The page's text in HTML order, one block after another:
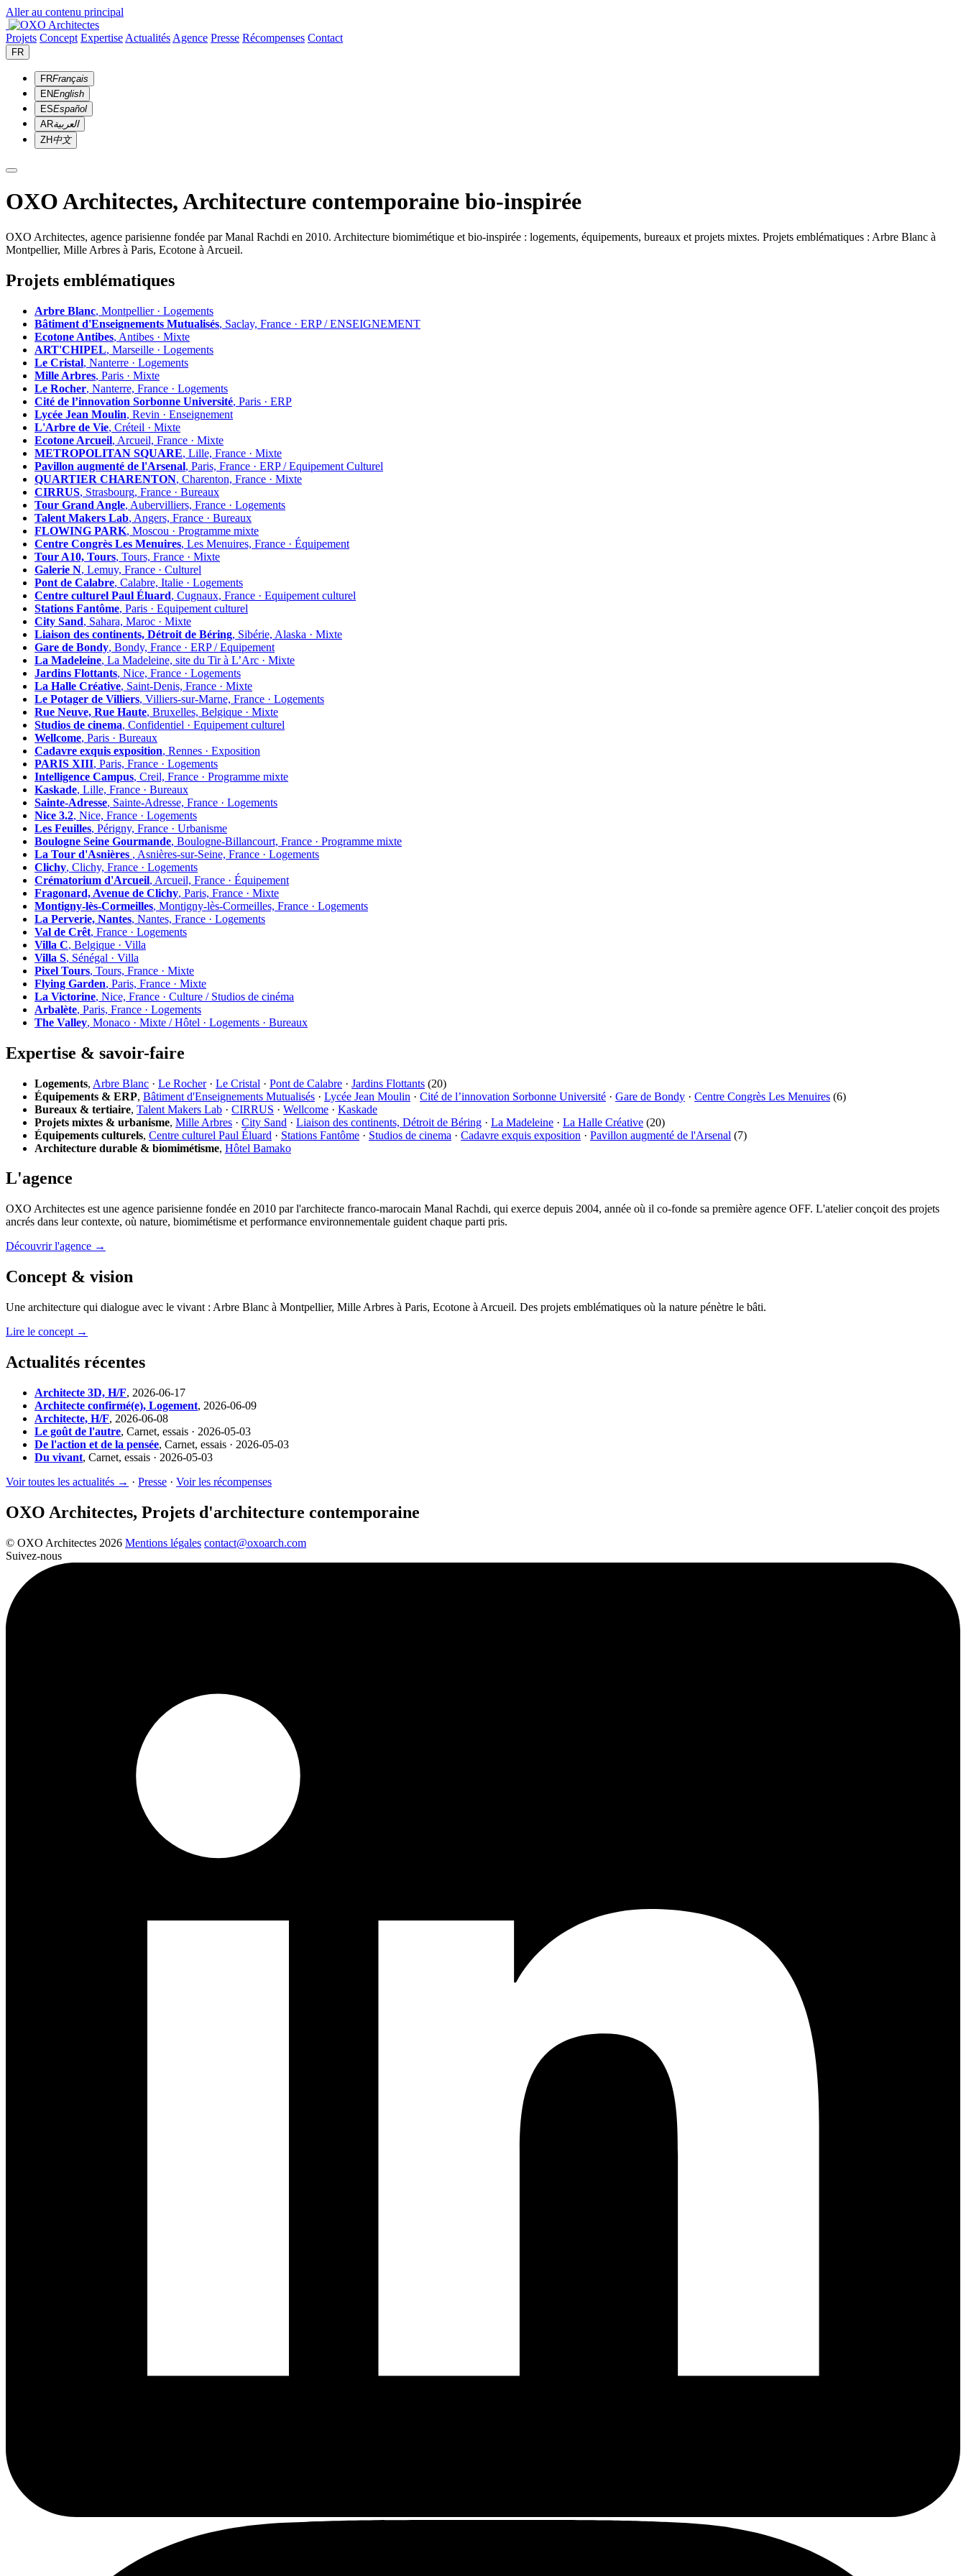
Aller au contenu principal
Projets Concept Expertise Actualités Agence Presse Récompenses Contact
FR
FRFrançais
ENEnglish
ESEspañol
ARالعربية
ZH中文
OXO Architectes, Architecture contemporaine bio-inspirée
OXO Architectes, agence parisienne fondée par Manal Rachdi en 2010. Architecture biomimétique et bio-inspirée : logements, équipements, bureaux et projets mixtes. Projets emblématiques : Arbre Blanc à
Montpellier, Mille Arbres à Paris, Ecotone à Arcueil.
Projets emblématiques
Arbre Blanc, Montpellier · Logements
Bâtiment d'Enseignements Mutualisés, Saclay, France · ERP / ENSEIGNEMENT
Ecotone Antibes, Antibes · Mixte
ART'CHIPEL, Marseille · Logements
Le Cristal, Nanterre · Logements
Mille Arbres, Paris · Mixte
Le Rocher, Nanterre, France · Logements
Cité de l’innovation Sorbonne Université, Paris · ERP
Lycée Jean Moulin, Revin · Enseignement
L'Arbre de Vie, Créteil · Mixte
Ecotone Arcueil, Arcueil, France · Mixte
METROPOLITAN SQUARE, Lille, France · Mixte
Pavillon augmenté de l'Arsenal, Paris, France · ERP / Equipement Culturel
QUARTIER CHARENTON, Charenton, France · Mixte
CIRRUS, Strasbourg, France · Bureaux
Tour Grand Angle, Aubervilliers, France · Logements
Talent Makers Lab, Angers, France · Bureaux
FLOWING PARK, Moscou · Programme mixte
Centre Congrès Les Menuires, Les Menuires, France · Équipement
Tour A10, Tours, Tours, France · Mixte
Galerie N, Lemuy, France · Culturel
Pont de Calabre, Calabre, Italie · Logements
Centre culturel Paul Éluard, Cugnaux, France · Equipement culturel
Stations Fantôme, Paris · Equipement culturel
City Sand, Sahara, Maroc · Mixte
Liaison des continents, Détroit de Béring, Sibérie, Alaska · Mixte
Gare de Bondy, Bondy, France · ERP / Equipement
La Madeleine, La Madeleine, site du Tir à L’Arc · Mixte
Jardins Flottants, Nice, France · Logements
La Halle Créative, Saint-Denis, France · Mixte
Le Potager de Villiers, Villiers-sur-Marne, France · Logements
Rue Neuve, Rue Haute, Bruxelles, Belgique · Mixte
Studios de cinema, Confidentiel · Equipement culturel
Wellcome, Paris · Bureaux
Cadavre exquis exposition, Rennes · Exposition
PARIS XIII, Paris, France · Logements
Intelligence Campus, Creil, France · Programme mixte
Kaskade, Lille, France · Bureaux
Sainte-Adresse, Sainte-Adresse, France · Logements
Nice 3.2, Nice, France · Logements
Les Feuilles, Périgny, France · Urbanisme
Boulogne Seine Gourmande, Boulogne-Billancourt, France · Programme mixte
La Tour d'Asnières , Asnières-sur-Seine, France · Logements
Clichy, Clichy, France · Logements
Crématorium d'Arcueil, Arcueil, France · Équipement
Fragonard, Avenue de Clichy, Paris, France · Mixte
Montigny-lès-Cormeilles, Montigny-lès-Cormeilles, France · Logements
La Perverie, Nantes, Nantes, France · Logements
Val de Crêt, France · Logements
Villa C, Belgique · Villa
Villa S, Sénégal · Villa
Pixel Tours, Tours, France · Mixte
Flying Garden, Paris, France · Mixte
La Victorine, Nice, France · Culture / Studios de cinéma
Arbalète, Paris, France · Logements
The Valley, Monaco · Mixte / Hôtel · Logements · Bureaux
Expertise & savoir-faire
Logements, Arbre Blanc · Le Rocher· Le Cristal · Pont de Calabre · Jardins Flottants (20)
Équipements & ERP, Bâtiment d'Enseignements Mutualisés · Lycée Jean Moulin · Cité de l’innovation Sorbonne Université · Gare de Bondy · Centre Congrès Les Menuires (6)
Bureaux & tertiaire, Talent Makers Lab · CIRRUS · Wellcome · Kaskade
Projets mixtes & urbanisme, Mille Arbres · City Sand · Liaison des continents, Détroit de Béring · La Madeleine · La Halle Créative (20)
Équipements culturels, Centre culturel Paul Éluard · Stations Fantôme · Studios de cinema · Cadavre exquis exposition · Pavillon augmenté de l'Arsenal (7)
Architecture durable & biomimétisme, Hôtel Bamako
L'agence
OXO Architectes est une agence parisienne fondée en 2010 par l'architecte franco-marocain Manal Rachdi, qui exerce depuis 2004, année où il co-fonde sa première agence OFF. L'atelier conçoit des projets
ancrés dans leur contexte, où nature, biomimétisme et performance environnementale guident chaque parti pris.
Découvrir l'agence →
Concept & vision
Une architecture qui dialogue avec le vivant : Arbre Blanc à Montpellier, Mille Arbres à Paris, Ecotone à Arcueil. Des projets emblématiques où la nature pénètre le bâti.
Lire le concept →
Actualités récentes
Architecte 3D, H/F, 2026-06-17
Architecte confirmé(e), Logement, 2026-06-09
Architecte, H/F, 2026-06-08
Le goût de l'autre, Carnet, essais · 2026-05-03
De l'action et de la pensée, Carnet, essais · 2026-05-03
Du vivant, Carnet, essais · 2026-05-03
Voir toutes les actualités → · Presse · Voir les récompenses
OXO Architectes, Projets d'architecture contemporaine
© OXO Architectes 2026 Mentions légales contact@oxoarch.com
Suivez-nous